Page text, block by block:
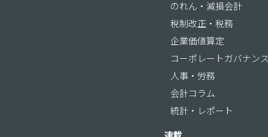
のれん・減損会計
税制改正・税務
企業価値算定
コーポレートガバナンス
人事・労務
会計コラム
統計・レポート